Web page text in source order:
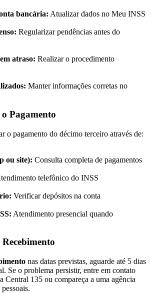
bancária: Atualizar dados no Meu INSS
Regularizar pendências antes do
atraso: Realizar o procedimento
Manter informações corretas no
Pagamento
o pagamento do décimo terceiro através de:
ou site): Consulta completa de pagamentos
telefônico do INSS
Verificar depósitos na conta
Atendimento presencial quando
nas datas previstas, aguarde até 5 dias
Se o problema persistir, entre em contato
Central 135 ou compareça a uma agência